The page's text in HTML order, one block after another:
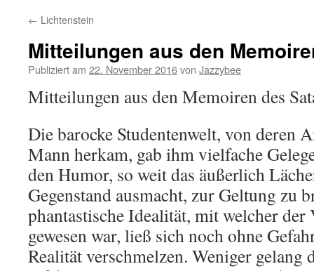
← Lichtenstein
Mitteilungen aus den
Publiziert am 22. November 2016von Jazzybee
Mitteilungen aus den Memoiren des
Die barocke Studentenwelt, von deren
Mann herkam, gab ihm vielfache
den Humor, so weit das äußerlich
Gegenstand ausmacht, zur Geltung zu
phantastische Idealität, mit welcher
gewesen war, ließ sich noch ohne
Realität verschmelzen. Weniger gelang